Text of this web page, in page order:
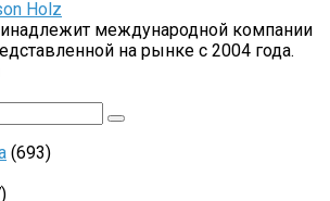
Holz
международной компании
на рынке с 2004 года.
(693)